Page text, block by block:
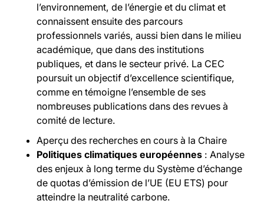
l’environnement, de l’énergie et du climat et
connaissent ensuite des parcours
professionnels variés, aussi bien dans le milieu
académique, que dans des institutions
publiques, et dans le secteur privé. La CEC
poursuit un objectif d’excellence scientifique,
comme en témoigne l’ensemble de ses
nombreuses publications dans des revues à
comité de lecture.
Aperçu des recherches en cours à la Chaire
Politiques climatiques européennes : Analyse
des enjeux à long terme du Système d’échange
de quotas d’émission de l’UE (EU ETS) pour
atteindre la neutralité carbone.